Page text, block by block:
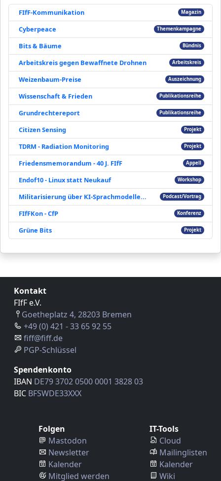
FIfF-Kommunikation Magazin
Cyberpeace Themenkampagne
Bits & Bäume Bündnis
Arbeitskreis gegen Bewaffnete Drohnen Arbeitskreis
Weizenbaum-Preise Auszeichnung
Wissenschaft & Frieden Publikationsreihe
Grundrechtereport Publikationsreihe
Citizen Sensing Projekt
TDRM - Radiation Monitoring Projekt
Friedensmemorandum - 40 J. FIfF Appell
Endof10 - Linux statt Neukauf Workshop
Militarisierung über KI-Sprachmodelle... Podcast/Vortrag
FIfFKon - CfP Konferenz
Grüne Bits Projekt
Kontakt
FIfF e.V.
Goetheplatz 4, 28203 Bremen
+49 (0) 421 - 33 65 92 55
fiff@fiff.de
PGP-Schlüssel
Spendenkonto
IBAN DE79 3702 0500 0001 3828 03
BIC BFSWDE33XXX
Folgen
Mastodon
Newsletter
Kalender
Mitglied werden
IT-Tools
Cloud
Mailinglisten
Kalender
Wiki